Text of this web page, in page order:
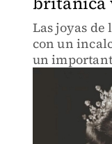
Las joyas
con un
un